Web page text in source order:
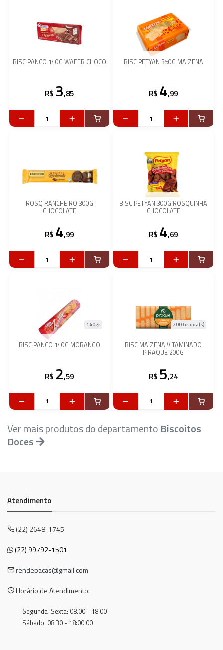
BISC PANCO 140G WAFER CHOCO
R$ 3,85
BISC PETYAN 350G MAIZENA
R$ 4,99
ROSQ RANCHEIRO 300G
CHOCOLATE
R$ 4,99
BISC PETYAN 300G ROSQUINHA
CHOCOLATE
R$ 4,69
BISC PANCO 140G MORANGO
140gr
R$ 2,59
BISC MAIZENA VITAMINADO
PIRAQUÊ 200G
200 Grama(s)
R$ 5,24
Ver mais produtos do departamento Biscoitos
Doces
Atendimento
(22) 2648-1745
(22) 99792-1501
rendepacas@gmail.com
Horário de Atendimento:
Segunda-Sexta: 08.00 - 18.00
Sábado: 08.30 - 18:00:00